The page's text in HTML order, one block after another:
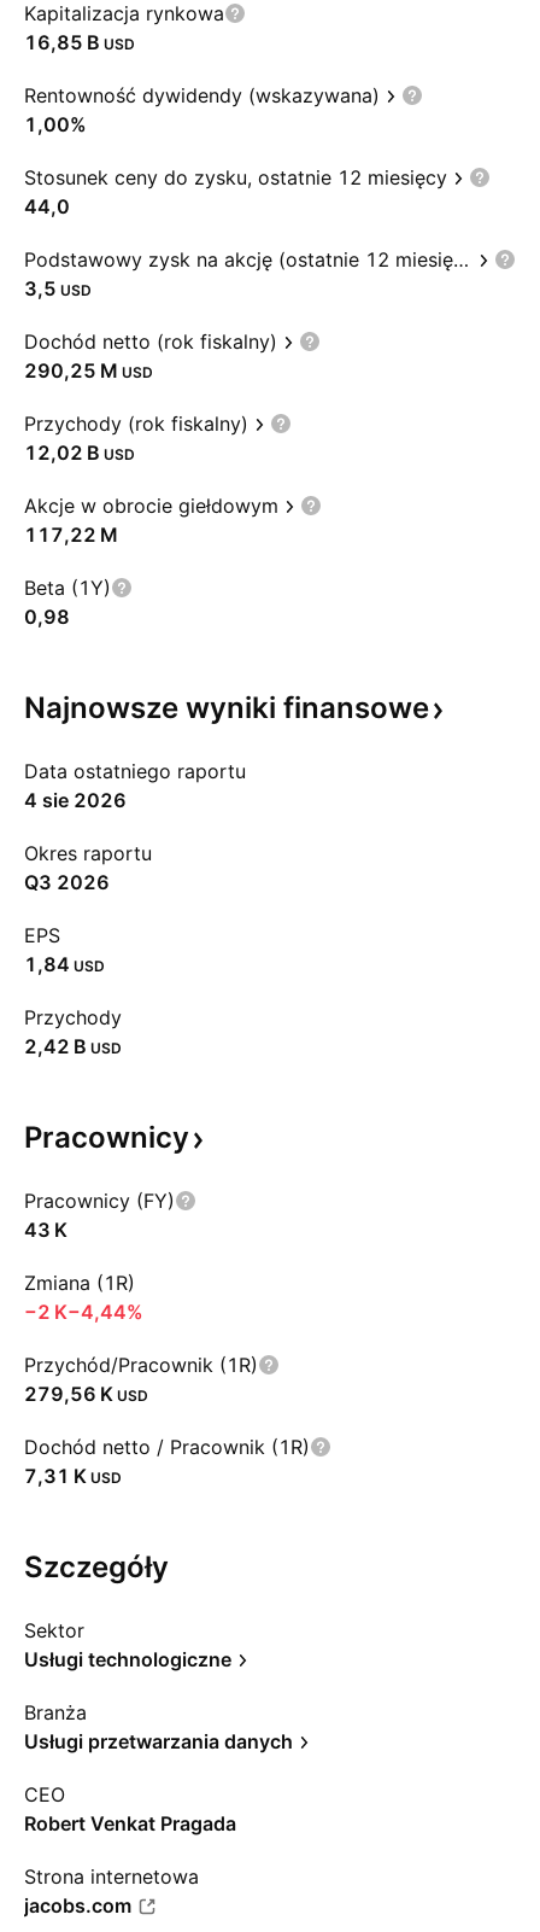
Kapitalizacja rynkowa
‪16,85 B‬ USD
Rentowność dywidendy (wskazywana)
1,00%
Stosunek ceny do zysku, ostatnie 12 miesięcy
44,0
Podstawowy zysk na akcję (ostatnie 12 miesięcy)
3,5 USD
Dochód netto (rok fiskalny)
‪290,25 M‬ USD
Przychody (rok fiskalny)
‪12,02 B‬ USD
Akcje w obrocie giełdowym
‪117,22 M‬
Beta (1Y)
0,98
Najnowsze wyniki finansowe
Data ostatniego raportu
4 sie 2026
Okres raportu
Q3 2026
EPS
1,84 USD
Przychody
‪2,42 B‬ USD
Pracownicy
Pracownicy (FY)
‪43 K‬
Zmiana (1R)
‪−2 K‬−4,44%
Przychód/Pracownik (1R)
‪279,56 K‬ USD
Dochód netto / Pracownik (1R)
‪7,31 K‬ USD
Szczegóły
Sektor
Usługi technologiczne
Branża
Usługi przetwarzania danych
CEO
Robert Venkat Pragada
Strona internetowa
jacobs.com